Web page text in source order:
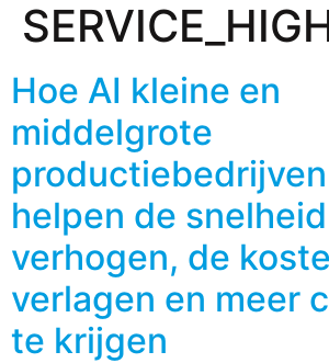
Hoe AI kleine en
middelgrote
helpen de
verhogen, de
verlagen en meer
te krijgen